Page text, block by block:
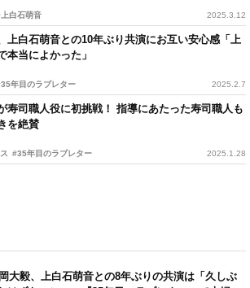
白石萌音 2025.3.12
上白石萌音との10年ぶり共演にお互い安心感「上
本当によかった」
年目のラブレター 2025.2.7
寿司職人役に初挑戦！ 指導にあたった寿司職人も
を絶賛
#35年目のラブレター 2025.1.28
大毅、上白石萌音との8年ぶりの共演は「久しぶ